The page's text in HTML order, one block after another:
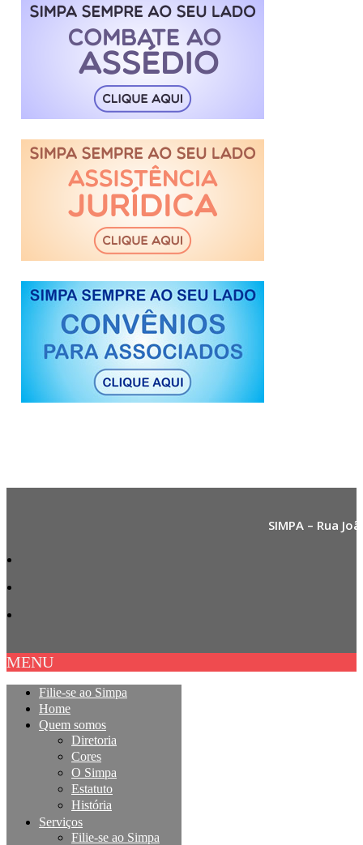
SIMPA – Rua
MENU
Filie-se ao Simpa
Home
Quem somos
Diretoria
Cores
O Simpa
Estatuto
História
Serviços
Filie-se ao Simpa